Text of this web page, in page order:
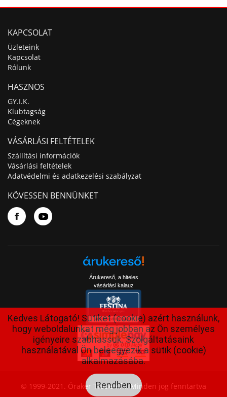
KAPCSOLAT
Üzleteink
Kapcsolat
Rólunk
HASZNOS
GY.I.K.
Klubtagság
Cégeknek
VÁSÁRLÁSI FELTÉTELEK
Szállítási információk
Vásárlási feltételek
Adatvédelmi és adatkezelési szabályzat
KÖVESSEN BENNÜNKET
Árukereső, a hiteles
vásárlási kalauz
© 1999-2021. Óraker Trade Kft., Minden jog fenntartva
Kedves Látogató! Sütiket (cookie) azért használunk,
hogy weboldalunkat még jobban az Ön személyes
igényeire szabhassuk. Szolgáltatásaink
használatával Ön beleegyezik a sütik (cookie)
alkalmazásába.
Rendben